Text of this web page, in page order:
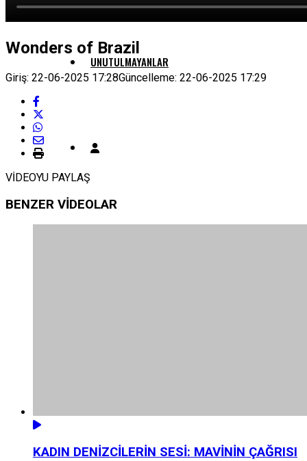
UNUTULMAYANLAR
Wonders of Brazil
Giriş: 22-06-2025 17:28Güncelleme: 22-06-2025 17:29
VİDEOYU PAYLAŞ
BENZER VİDEOLAR
KADIN DENİZCİLERİN SESİ: MAVİNİN ÇAĞRISI